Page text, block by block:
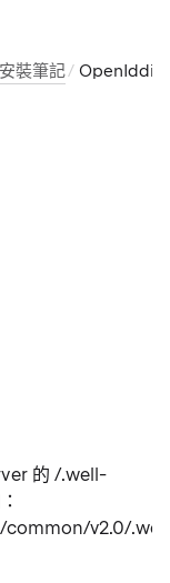
裝筆記
的 /.well-
v2.0/